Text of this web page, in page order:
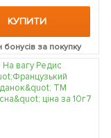
КУПИТИ
бонусів за покупку